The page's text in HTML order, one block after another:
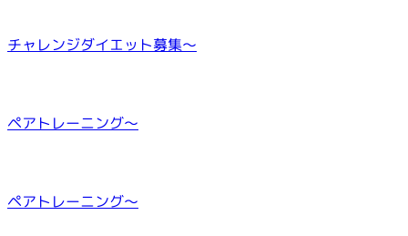
チャレンジダイエット募集～
ペアトレーニング～
ペアトレーニング～